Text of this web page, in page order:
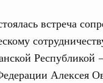
встреча
Республикой
Алексея